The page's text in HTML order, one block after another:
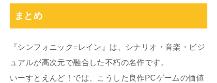
まとめ
『シンフォニック=レイン』は、シナリオ・音楽・ビジ
ュアルが高次元で融合した不朽の名作です。
いーすとえんど！では、こうした良作PCゲームの価値